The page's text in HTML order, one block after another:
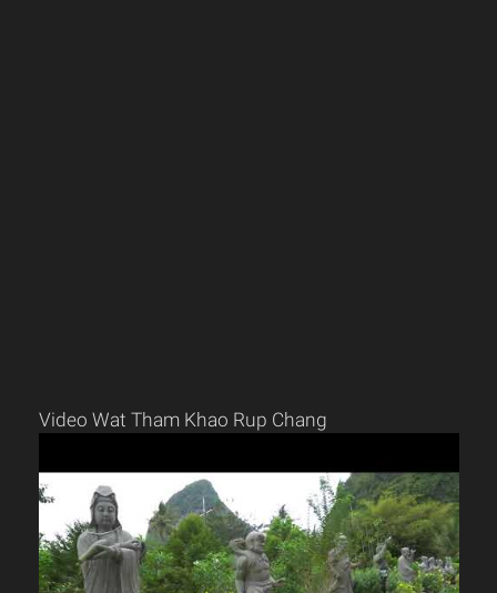
Video Wat Tham Khao Rup Chang